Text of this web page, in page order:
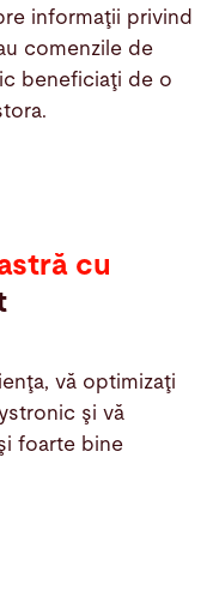
informaţii privind
comenzile de
beneficiaţi de o
cu
vă optimizaţi
şi vă
foarte bine